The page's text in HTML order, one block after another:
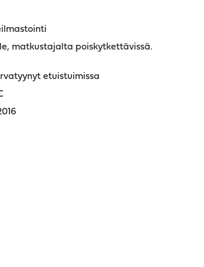
matkustajalta poiskytkettävissä.
etuistuimissa